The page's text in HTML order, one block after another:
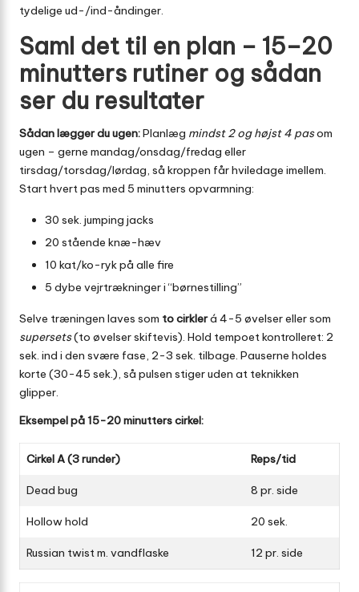
tydelige ud-/ind-åndinger.
Saml det til en plan – 15–20
minutters rutiner og sådan
ser du resultater
Sådan lægger du ugen:Planlæg mindst 2 og højst 4 pasom
ugen – gerne mandag/onsdag/fredag eller
tirsdag/torsdag/lørdag, så kroppen får hvile­dage imellem.
Start hvert pas med 5 minutters opvarmning:
30 sek. jumping jacks
20 stående knæ-hæv
10 kat/ko-ryk på alle fire
5 dybe vejrtrækninger i “børne­stilling”
Selve træningen laves som to cirklerá 4-5 øvelser eller som
supersets(to øvelser skiftevis). Hold tempoet kontrolleret: 2
sek. ind i den svære fase, 2-3 sek. tilbage. Pauserne holdes
korte (30-45 sek.), så pulsen stiger uden at teknikken
glipper.
Eksempel på 15-20 minutters cirkel:
Cirkel A (3 runder) Reps/tid
Dead bug 8 pr. side
Hollow hold 20 sek.
Russian twist m. vandflaske 12 pr. side